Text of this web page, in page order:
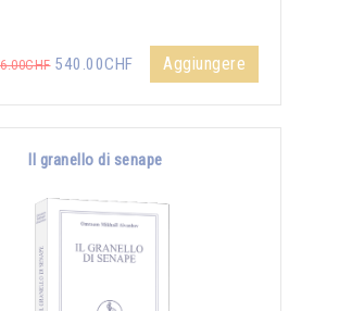
540.00CHF Aggiungere
Il granello di senape